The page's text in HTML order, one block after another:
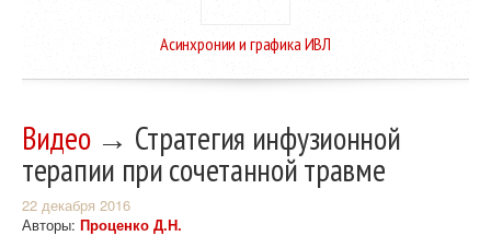
Асинхронии и графика ИВЛ
Видео→ Стратегия инфузионной
терапии при сочетанной травме
22 декабря 2016
Авторы: Проценко Д.Н.